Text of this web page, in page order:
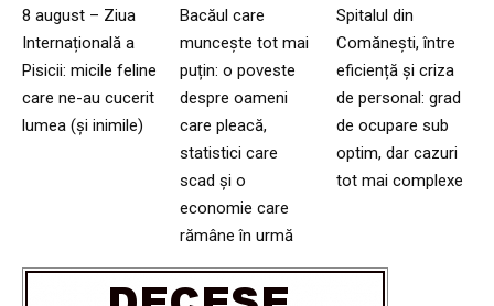
8 august – Ziua
Internațională a
Pisicii: micile feline
care ne-au cucerit
lumea (și inimile)
Bacăul care
muncește tot mai
puțin: o poveste
despre oameni
care pleacă,
statistici care
scad și o
economie care
rămâne în urmă
Spitalul din
Comănești, între
eficiență și criza
de personal: grad
de ocupare sub
optim, dar cazuri
tot mai complexe